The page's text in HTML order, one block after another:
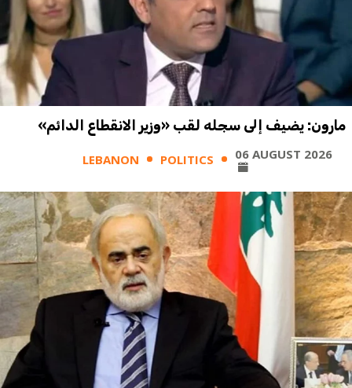
مارون: يضيف إلى سجله لقب «وزير الانقطاع الدائم»
LEBANON POLITICS 06 AUGUST 2026